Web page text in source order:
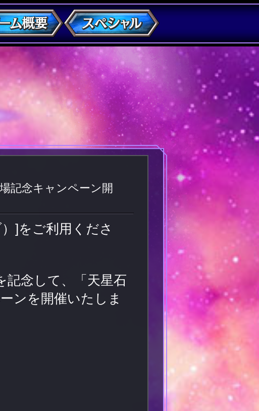
記念キャンペーン開
]をご利用くださ
記念して、「天星石
ンを開催いたしま